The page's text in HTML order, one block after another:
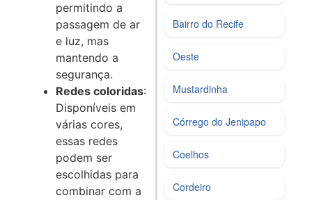
permitindo a
passagem de ar
e luz, mas
mantendo a
segurança.
Redes coloridas:
Disponíveis em
várias cores,
essas redes
podem ser
escolhidas para
combinar com a
Bairro do Recife
Oeste
Mustardinha
Córrego do Jenipapo
Coelhos
Cordeiro